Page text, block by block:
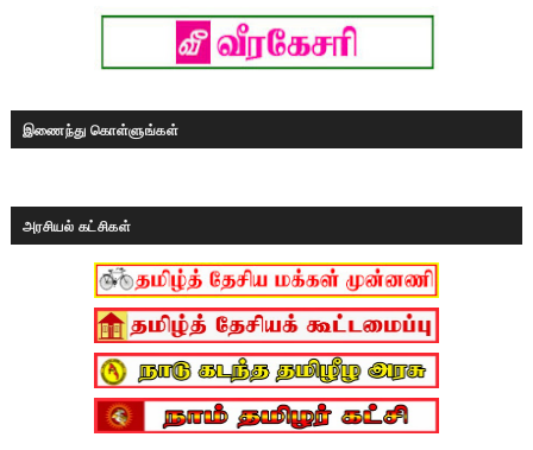
இணைந்து கொள்ளுங்கள்
அரசியல் கட்சிகள்